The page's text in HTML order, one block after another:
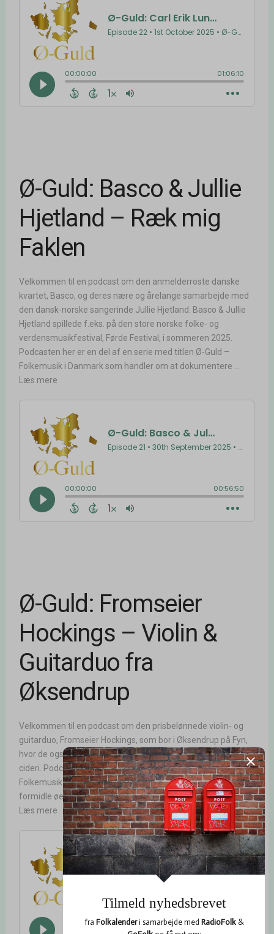
Ø-Guld: Basco & Jullie
Hjetland – Ræk mig
Faklen
Velkommen til en podcast om den anmelderroste danske
kvartet, Basco, og deres nære og årelange samarbejde med
den dansk-norske sangerinde Jullie Hjetland. Basco & Jullie
Hjetland spillede f.eks. på den store norske folke- og
verdensmusikfestival, Førde Festival, i sommeren 2025.
Podcasten her er en del af en serie med titlen Ø-Guld –
Folkemusik i Danmark som handler om at dokumentere ...
Læs mere
Ø-Guld: Fromseier
Hockings – Violin &
Guitarduo fra
Øksendrup
Velkommen til en podcast om den prisbelønnede violin- og
guitarduo, Fromseier Hockings, som bor i Øksendrup på Fyn,
hvor de også driver en lille økologisk æbleplantage og et
cideri. Podcasten er en del af en serie med titlen Ø-Guld –
Folkemusik i Danmark som handler om at dokumentere og
formidle øernes folkemusik og den scene den er en del af. ...
Læs mere